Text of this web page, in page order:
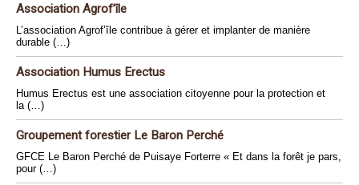
Association Agrof’île
L’association Agrof’île contribue à gérer et implanter de manière
durable (…)
Association Humus Erectus
Humus Erectus est une association citoyenne pour la protection et
la (…)
Groupement forestier Le Baron Perché
GFCE Le Baron Perché de Puisaye Forterre « Et dans la forêt je pars,
pour (…)